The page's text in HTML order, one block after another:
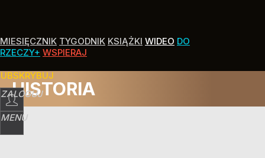
MIESIĘCZNIK TYGODNIK KSIĄŻKI WIDEO DO
RZECZY+ WSPIERAJ
ZALOGUJ
MENU
HISTORIA